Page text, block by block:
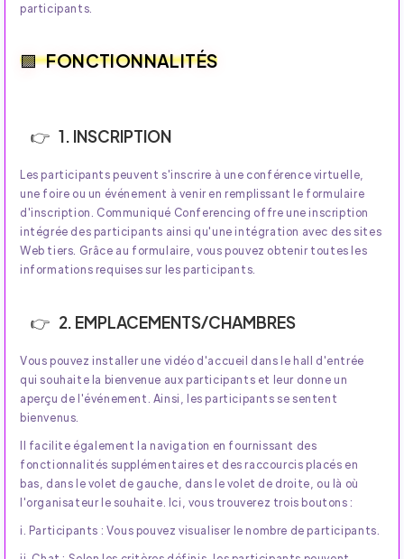
participants.
FONCTIONNALITÉS
1. INSCRIPTION
Les participants peuvent s'inscrire à une conférence virtuelle,
une foire ou un événement à venir en remplissant le formulaire
d'inscription. Communiqué Conferencing offre une inscription
intégrée des participants ainsi qu'une intégration avec des sites
Web tiers. Grâce au formulaire, vous pouvez obtenir toutes les
informations requises sur les participants.
2. EMPLACEMENTS/CHAMBRES
Vous pouvez installer une vidéo d'accueil dans le hall d'entrée
qui souhaite la bienvenue aux participants et leur donne un
aperçu de l'événement. Ainsi, les participants se sentent
bienvenus.
Il facilite également la navigation en fournissant des
fonctionnalités supplémentaires et des raccourcis placés en
bas, dans le volet de gauche, dans le volet de droite, ou là où
l'organisateur le souhaite. Ici, vous trouverez trois boutons :
i. Participants : Vous pouvez visualiser le nombre de participants.